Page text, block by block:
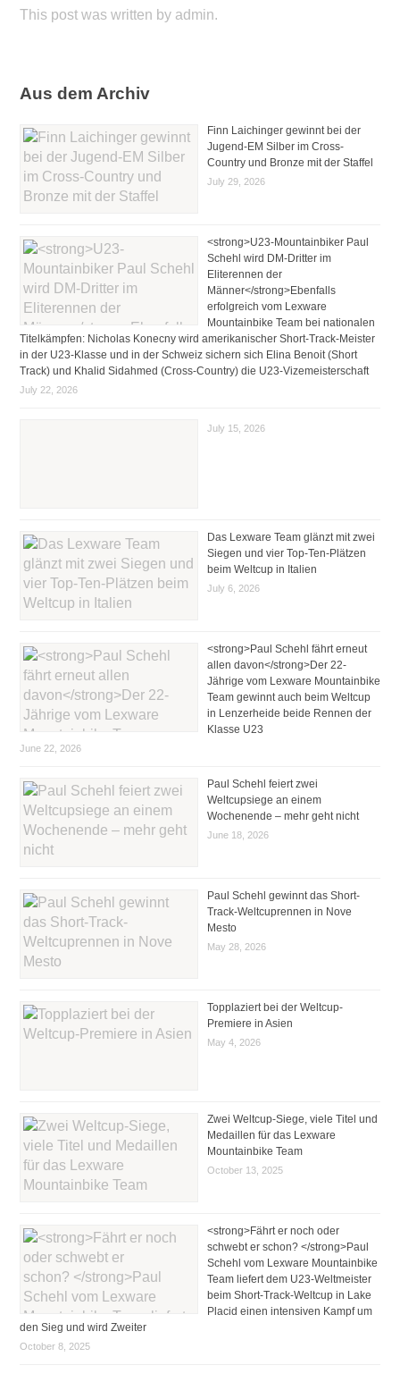
This post was written by admin.
Aus dem Archiv
Finn Laichinger gewinnt bei der
Jugend-EM Silber im Cross-
Country und Bronze mit der Staffel
July 29, 2026
<strong>U23-Mountainbiker Paul
Schehl wird DM-Dritter im
Eliterennen der
Männer</strong>Ebenfalls
erfolgreich vom Lexware
Mountainbike Team bei nationalen
Titelkämpfen: Nicholas Konecny wird amerikanischer Short-Track-Meister
in der U23-Klasse und in der Schweiz sichern sich Elina Benoit (Short
Track) und Khalid Sidahmed (Cross-Country) die U23-Vizemeisterschaft
July 22, 2026
July 15, 2026
Das Lexware Team glänzt mit zwei
Siegen und vier Top-Ten-Plätzen
beim Weltcup in Italien
July 6, 2026
<strong>Paul Schehl fährt erneut
allen davon</strong>Der 22-
Jährige vom Lexware Mountainbike
Team gewinnt auch beim Weltcup
in Lenzerheide beide Rennen der
Klasse U23
June 22, 2026
Paul Schehl feiert zwei
Weltcupsiege an einem
Wochenende – mehr geht nicht
June 18, 2026
Paul Schehl gewinnt das Short-
Track-Weltcuprennen in Nove
Mesto
May 28, 2026
Topplaziert bei der Weltcup-
Premiere in Asien
May 4, 2026
Zwei Weltcup-Siege, viele Titel und
Medaillen für das Lexware
Mountainbike Team
October 13, 2025
<strong>Fährt er noch oder
schwebt er schon? </strong>Paul
Schehl vom Lexware Mountainbike
Team liefert dem U23-Weltmeister
beim Short-Track-Weltcup in Lake
Placid einen intensiven Kampf um
den Sieg und wird Zweiter
October 8, 2025